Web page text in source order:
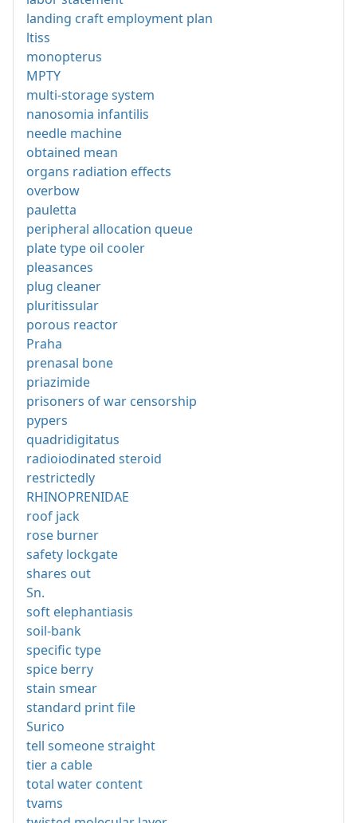
landing craft employment plan
ltiss
monopterus
MPTY
multi-storage system
nanosomia infantilis
needle machine
obtained mean
organs radiation effects
overbow
pauletta
peripheral allocation queue
plate type oil cooler
pleasances
plug cleaner
pluritissular
porous reactor
Praha
prenasal bone
priazimide
prisoners of war censorship
pypers
quadridigitatus
radioiodinated steroid
restrictedly
RHINOPRENIDAE
roof jack
rose burner
safety lockgate
shares out
Sn.
soft elephantiasis
soil-bank
specific type
spice berry
stain smear
standard print file
Surico
tell someone straight
tier a cable
total water content
tvams